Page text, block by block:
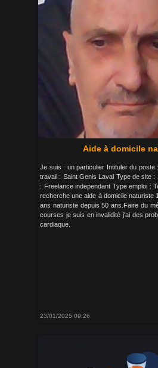
Aide à domicile
Je suis : un particulier Intituler du poste
travail : Saint Genis Laval Type de site
: Freelance independant Type emploi :
recherche une aide à domicile naturiste
ans naturiste depuis 50 ans.Faire du
courses je suis en invalidité j'ai des
cardiaque.
23/01/2025 09:26